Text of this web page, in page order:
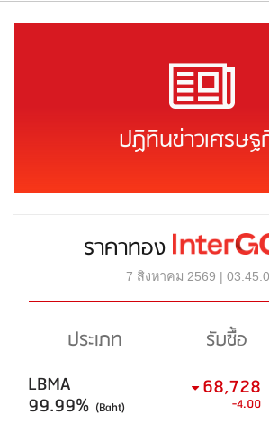
ปฏิทินข่าวเศรษฐ
ราคาทอง
7 สิงหาคม 2569 |
ประเภท รับซื้อ
LBMA
99.99% (Baht)
68,728
-4.00